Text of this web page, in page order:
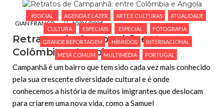
#SOCIAL AGENDA E LAZER ARTE E CULTURAS
ATUALIDADE
CULTURA
ESPECIAIS ESPECIAL
FOTOGRAFIA
GRANDE REPORTAGEM
HÍBRIDOS
INTERNACIONAL
MESA COMUM
MULTIMÉDIA PORTUGAL
GIAN FRANCO 10/06/2025
Retratos de Campanhã: entre
Colômbia e Angola
Campanhã é um bairro que tem sido cada vez mais conhecido
pela sua crescente diversidade cultural e é onde
conhecemos a história de muitos imigrantes que deslocam
para criarem uma nova vida, como a Samuel